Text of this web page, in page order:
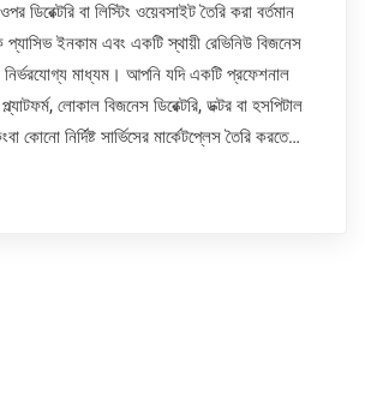
ডিরেক্টরি বা লিস্টিং ওয়েবসাইট তৈরি করা বর্তমান
ইনকাম এবং একটি স্থায়ী রেভিনিউ বিজনেস
নির্ভরযোগ্য মাধ্যম। আপনি যদি একটি প্রফেশনাল
লোকাল বিজনেস ডিরেক্টরি, ডক্টর বা হসপিটাল
কোনো নির্দিষ্ট সার্ভিসের মার্কেটপ্লেস তৈরি করতে…